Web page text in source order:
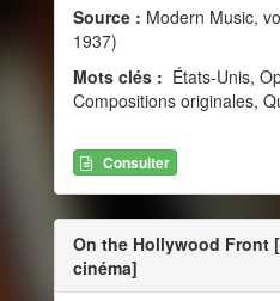
Source : Modern Music,
1937)
Mots clés : États-Unis,
Compositions originales,
Consulter
On the Hollywood Front
cinéma]